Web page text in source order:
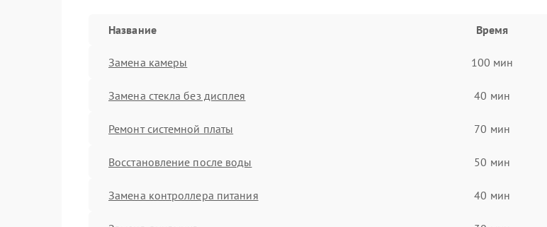
Название Время
Замена камеры 100 мин
Замена стекла без дисплея 40 мин
Ремонт системной платы 70 мин
Восстановление после воды 50 мин
Замена контроллера питания 40 мин